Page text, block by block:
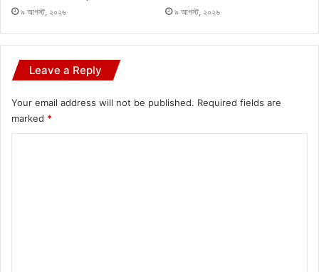
৯ আগস্ট, ২০২৬ ৯ আগস্ট, ২০২৬
Leave a Reply
Your email address will not be published. Required fields are
marked *